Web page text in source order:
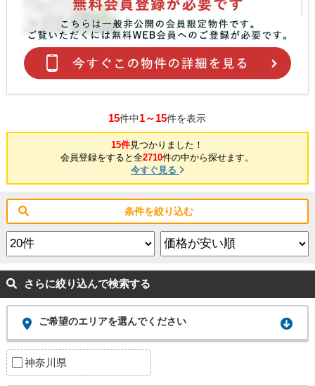
15件中1～15件を表示
15件見つかりました！
会員登録をすると全2710件の中から探せます。
今すぐ見る
条件を絞り込む
さらに絞り込んで検索する
ご希望のエリアを選んでください
神奈川県